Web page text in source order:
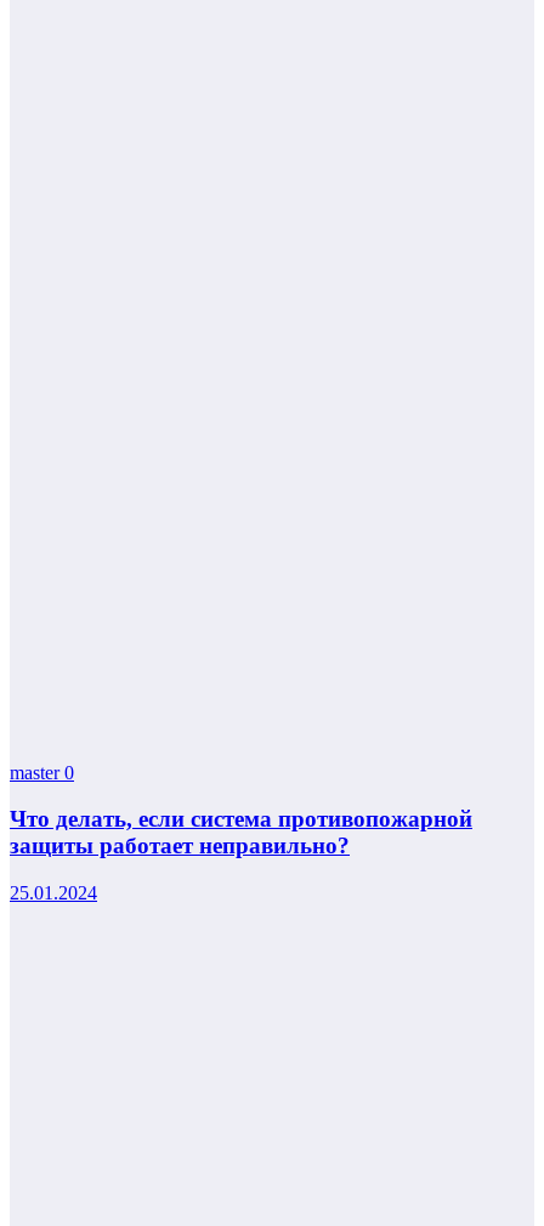
master0
Что делать, если система противопожарной
защиты работает неправильно?
25.01.2024